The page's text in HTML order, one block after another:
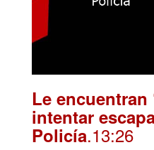
Le
intentar
Policía.13:26